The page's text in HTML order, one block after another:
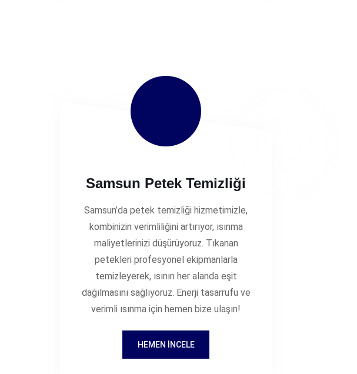
Samsun Petek Temizliği
Samsun’da petek temizliği hizmetimizle,
kombinizin verimliliğini artırıyor, ısınma
maliyetlerinizi düşürüyoruz. Tıkanan
petekleri profesyonel ekipmanlarla
temizleyerek, ısının her alanda eşit
dağılmasını sağlıyoruz. Enerji tasarrufu ve
verimli ısınma için hemen bize ulaşın!
HEMEN İNCELE